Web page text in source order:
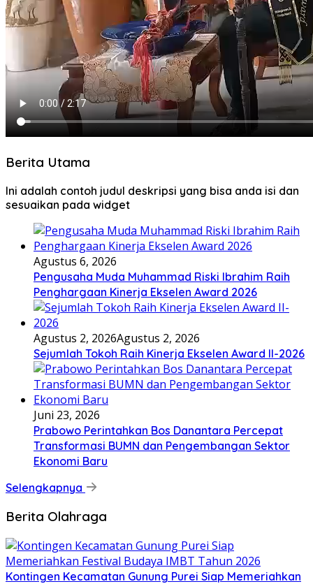
Berita Utama
Ini adalah contoh judul deskripsi yang bisa anda isi dan
sesuaikan pada widget
Agustus 6, 2026
Pengusaha Muda Muhammad Riski Ibrahim Raih
Penghargaan Kinerja Ekselen Award 2026
Agustus 2, 2026Agustus 2, 2026
Sejumlah Tokoh Raih Kinerja Ekselen Award II-2026
Juni 23, 2026
Prabowo Perintahkan Bos Danantara Percepat
Transformasi BUMN dan Pengembangan Sektor
Ekonomi Baru
Selengkapnya
Berita Olahraga
Kontingen Kecamatan Gunung Purei Siap Memeriahkan